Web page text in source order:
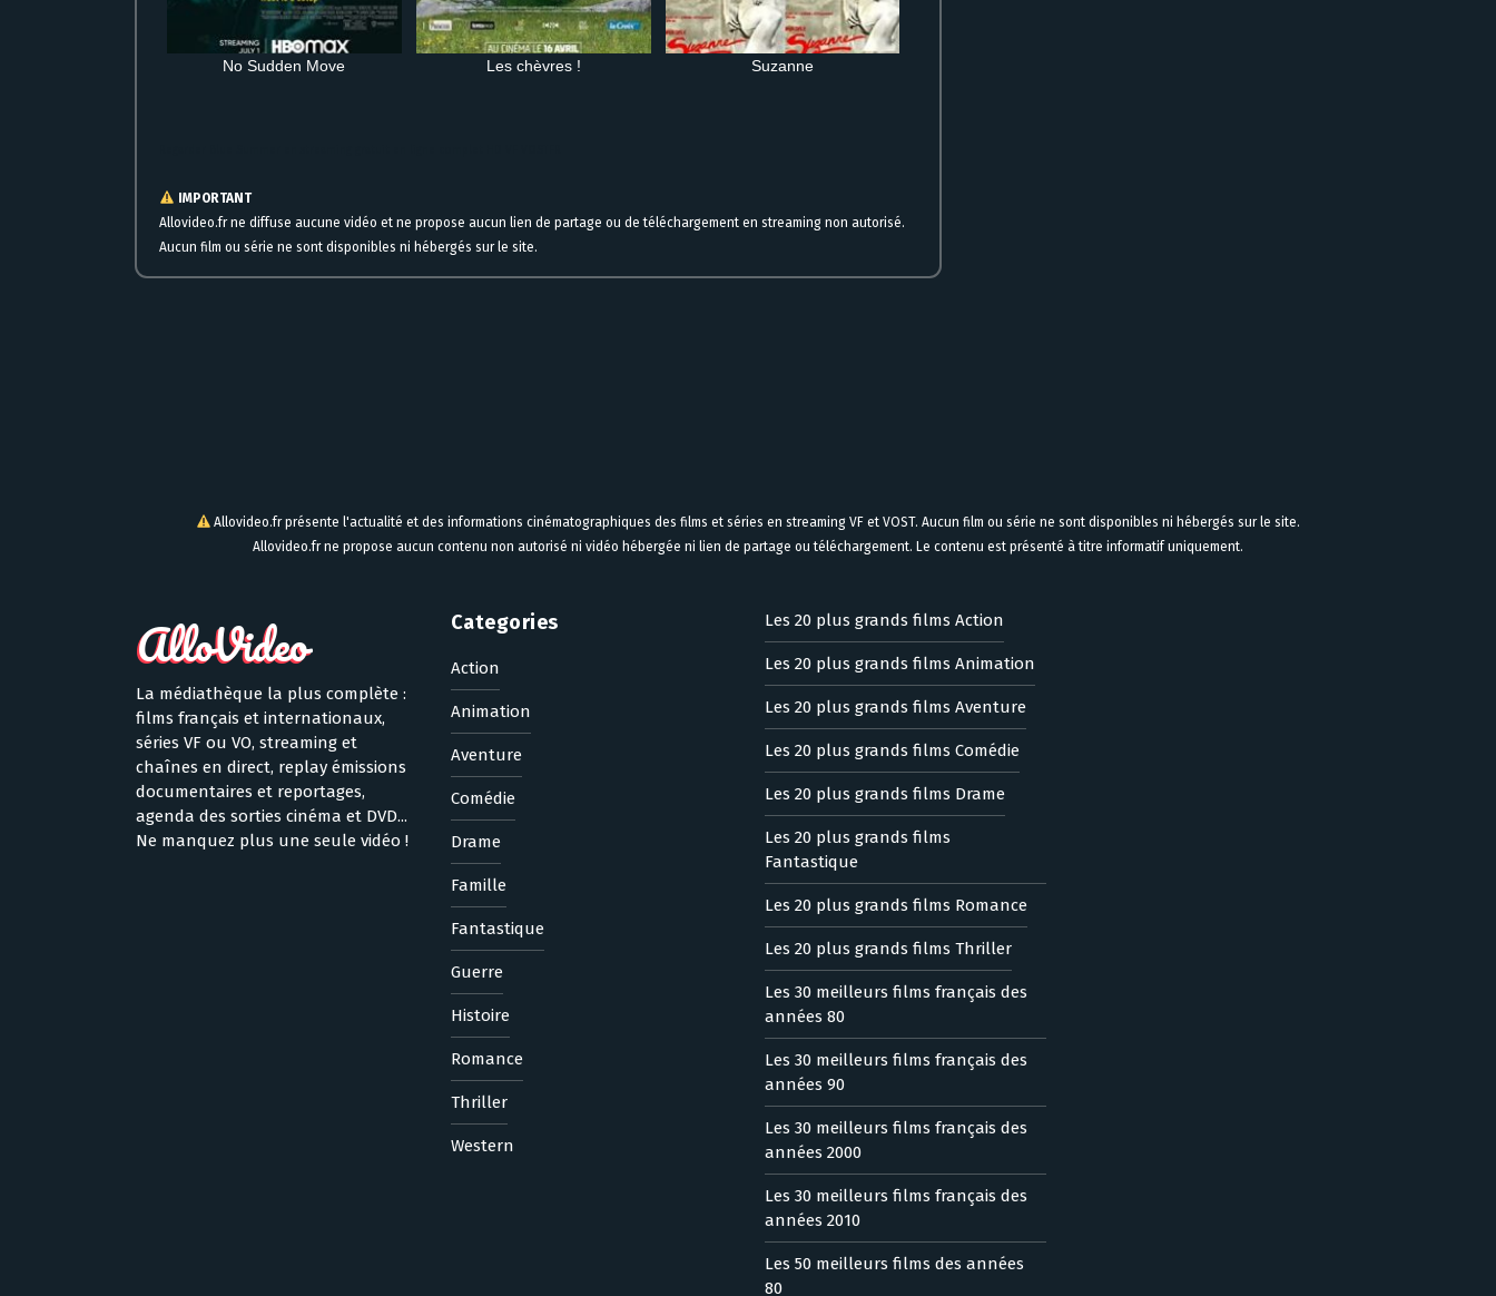
No Sudden Move Les chèvres ! Suzanne
IMPORTANT
Allovideo.fr ne diffuse aucune vidéo et ne propose aucun lien de partage ou de téléchargement en streaming non autorisé.
Aucun film ou série ne sont disponibles ni hébergés sur le site.
Allovideo.fr présente l'actualité et des informations cinématographiques des films et séries en streaming VF et VOST. Aucun film ou série ne sont disponibles ni hébergés sur le site.
Allovideo.fr ne propose aucun contenu non autorisé ni vidéo hébergée ni lien de partage ou téléchargement. Le contenu est présenté à titre informatif uniquement.
La médiathèque la plus complète :
films français et internationaux,
séries VF ou VO, streaming et
chaînes en direct, replay émissions
documentaires et reportages,
agenda des sorties cinéma et DVD...
Ne manquez plus une seule vidéo !
Categories
Action
Animation
Aventure
Comédie
Drame
Famille
Fantastique
Guerre
Histoire
Romance
Thriller
Western
Les 20 plus grands films Action
Les 20 plus grands films Animation
Les 20 plus grands films Aventure
Les 20 plus grands films Comédie
Les 20 plus grands films Drame
Les 20 plus grands films
Fantastique
Les 20 plus grands films Romance
Les 20 plus grands films Thriller
Les 30 meilleurs films français des
années 80
Les 30 meilleurs films français des
années 90
Les 30 meilleurs films français des
années 2000
Les 30 meilleurs films français des
années 2010
Les 50 meilleurs films des années
80